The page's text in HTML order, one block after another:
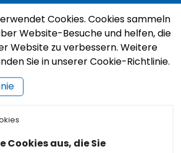
Cookies. Cookies sammeln
Website-Besuche und helfen, die
Website zu verbessern. Weitere
Sie in unserer Cookie-Richtlinie.
Cookies aus, die Sie